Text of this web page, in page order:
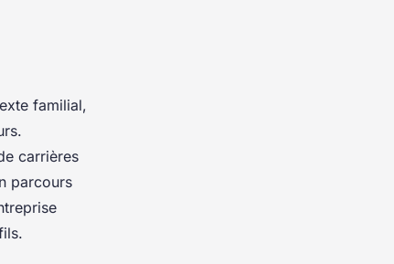
familial,
carrières
parcours